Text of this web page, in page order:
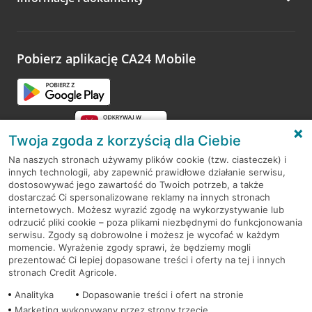
opinie.
Pobierz aplikację CA24 Mobile
RODO
Regulamin serwisu
Mapa serwisu
PolitykaCookies
Twoja zgoda z korzyścią dla Ciebie
Na naszych stronach używamy plików cookie (tzw. ciasteczek) i
innych technologii, aby zapewnić prawidłowe działanie serwisu,
dostosowywać jego zawartość do Twoich potrzeb, a także
dostarczać Ci spersonalizowane reklamy na innych stronach
internetowych. Możesz wyrazić zgodę na wykorzystywanie lub
odrzucić pliki cookie – poza plikami niezbędnymi do funkcjonowania
serwisu. Zgody są dobrowolne i możesz je wycofać w każdym
momencie. Wyrażenie zgody sprawi, że będziemy mogli
prezentować Ci lepiej dopasowane treści i oferty na tej i innych
stronach Credit Agricole.
Analityka
Dopasowanie treści i ofert na stronie